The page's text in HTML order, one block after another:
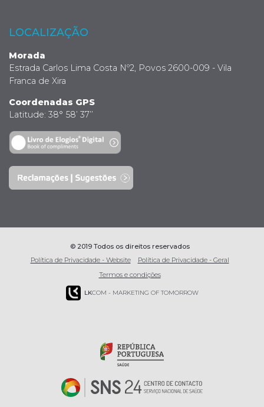
LOCALIZAÇÃO
Morada
Estrada Carlos Lima Costa Nº2, Povos 2600-009 - Vila
Franca de Xira
Coordenadas GPS
Latitude: 38° 58’ 37’’
© 2019 Todos os direitos reservados
Política de Privacidade - Website
Política de Privacidade - Geral
Termos e condições
LKCOM - MARKETING OF TOMORROW